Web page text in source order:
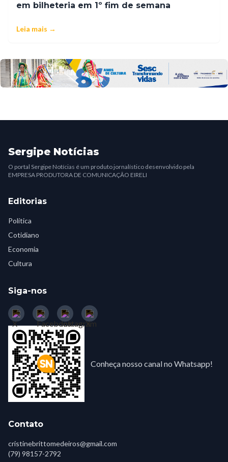
em bilheteria em 1º fim de semana
Leia mais →
Sergipe Notícias
O portal Sergipe Notícias é um produto jornalístico desenvolvido pela
EMPRESA PRODUTORA DE COMUNICAÇÃO EIRELI
Editorias
Política
Cotidiano
Economia
Cultura
Siga-nos
Conheça nosso canal no Whatsapp!
Contato
cristinebrittomedeiros@gmail.com
(79) 98157-2792